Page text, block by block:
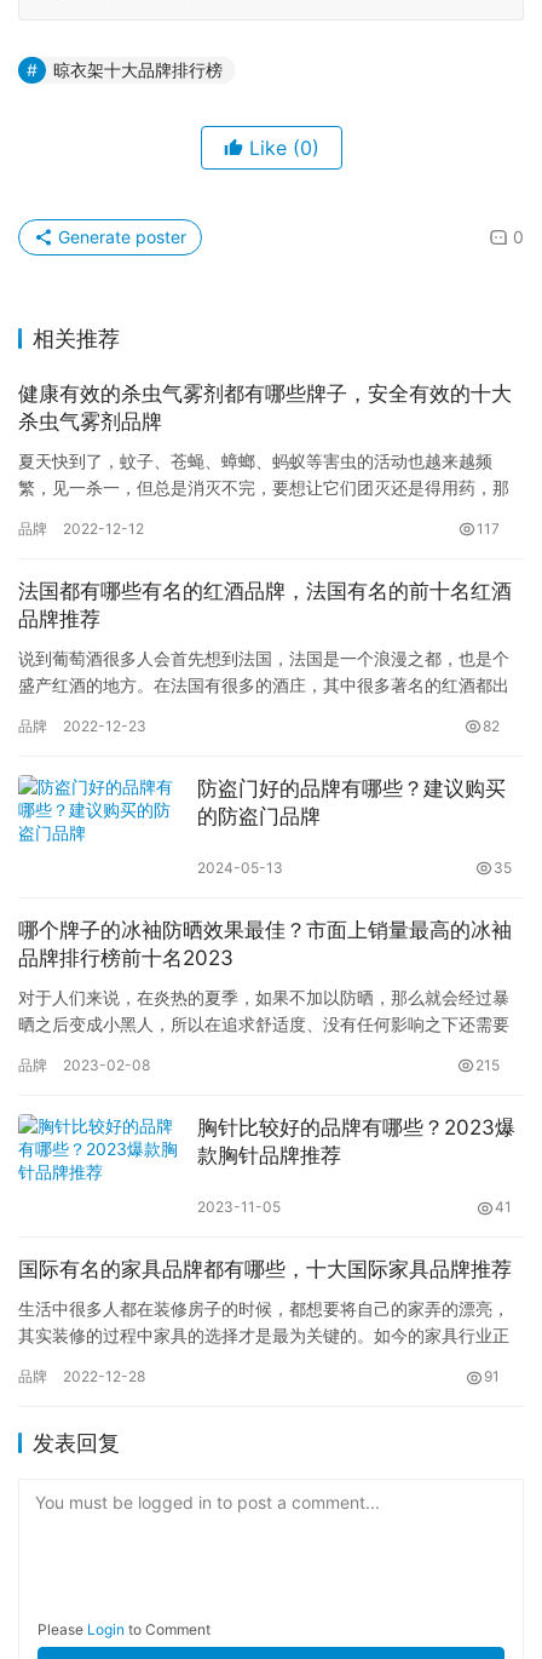
晾衣架十大品牌排行榜
Like (0)
0
Generate poster
相关推荐
健康有效的杀虫气雾剂都有哪些牌子，安全有效的十大
杀虫气雾剂品牌
夏天快到了，蚊子、苍蝇、蟑螂、蚂蚁等害虫的活动也越来越频
繁，见一杀一，但总是消灭不完，要想让它们团灭还是得用药，那
杀虫气雾…
品牌 2022-12-12 117
法国都有哪些有名的红酒品牌，法国有名的前十名红酒
品牌推荐
说到葡萄酒很多人会首先想到法国，法国是一个浪漫之都，也是个
盛产红酒的地方。在法国有很多的酒庄，其中很多著名的红酒都出
么都有…
品牌 2022-12-23 82
防盗门好的品牌有哪些？建议购买
的防盗门品牌
2024-05-13 35
哪个牌子的冰袖防晒效果最佳？市面上销量最高的冰袖
品牌排行榜前十名2023
对于人们来说，在炎热的夏季，如果不加以防晒，那么就会经过暴
晒之后变成小黑人，所以在追求舒适度、没有任何影响之下还需要
更是…
品牌 2023-02-08 215
胸针比较好的品牌有哪些？2023爆
款胸针品牌推荐
2023-11-05 41
国际有名的家具品牌都有哪些，十大国际家具品牌推荐
生活中很多人都在装修房子的时候，都想要将自己的家弄的漂亮，
其实装修的过程中家具的选择才是最为关键的。如今的家具行业正
而言，…
品牌 2022-12-28 91
发表回复
You must be logged in to post a comment...
Please Login to Comment